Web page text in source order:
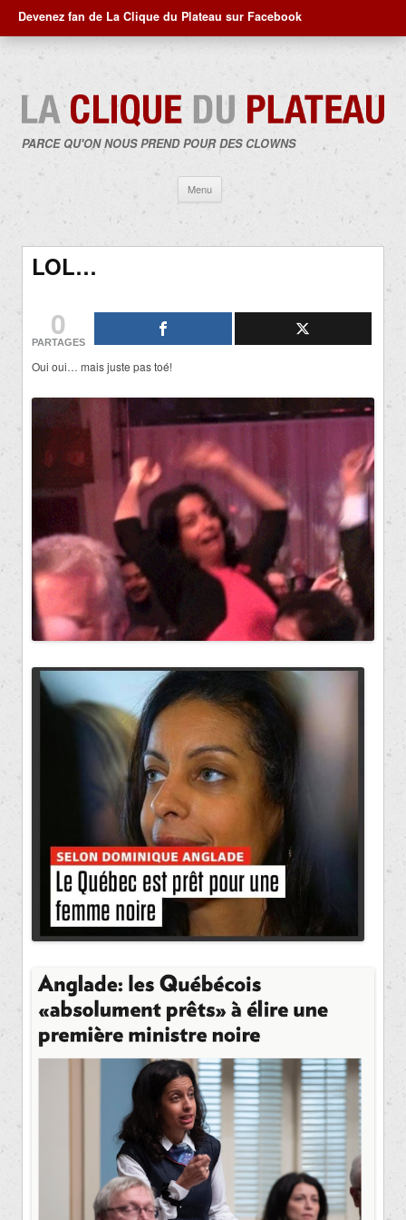
Devenez fan de La Clique du Plateau sur Facebook
PARCE QU'ON NOUS PREND POUR DES CLOWNS
Menu
contenu
LOL…
0
PARTAGES
Oui oui… mais juste pas toé!